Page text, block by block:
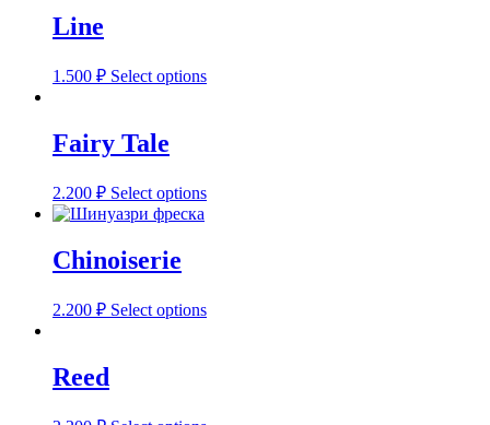
Line
1.500 ₽ Select options
Fairy Tale
2.200 ₽ Select options
Chinoiserie
2.200 ₽ Select options
Reed